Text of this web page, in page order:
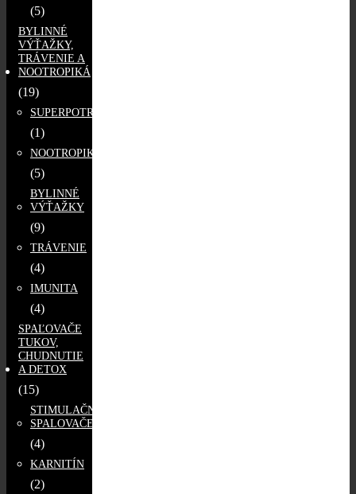
(5)
BYLINNÉ
VÝŤAŽKY,
TRÁVENIE A
NOOTROPIKÁ
(19)
SUPERPOTRAVINY
(1)
NOOTROPIKÁ
(5)
BYLINNÉ
VÝŤAŽKY
(9)
TRÁVENIE
(4)
IMUNITA
(4)
SPAĽOVAČE
TUKOV,
CHUDNUTIE
A DETOX
(15)
STIMULAČNÉ
SPALOVAČE
(4)
KARNITÍN
(2)